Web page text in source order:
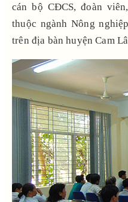
cán bộ CĐCS, đoàn
thuộc ngành Nông
trên địa bàn huyện Cam